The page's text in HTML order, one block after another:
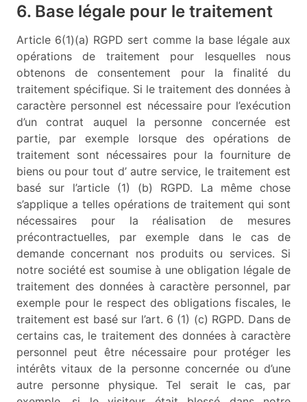
6. Base légale pour le traitement
Article 6(1)(a) RGPD sert comme la base légale aux
opérations de traitement pour lesquelles nous
obtenons de consentement pour la finalité du
traitement spécifique. Si le traitement des données à
caractère personnel est nécessaire pour l’exécution
d’un contrat auquel la personne concernée est
partie, par exemple lorsque des opérations de
traitement sont nécessaires pour la fourniture de
biens ou pour tout d’ autre service, le traitement est
basé sur l’article (1) (b) RGPD. La même chose
s’applique a telles opérations de traitement qui sont
nécessaires pour la réalisation de mesures
précontractuelles, par exemple dans le cas de
demande concernant nos produits ou services. Si
notre société est soumise à une obligation légale de
traitement des données à caractère personnel, par
exemple pour le respect des obligations fiscales, le
traitement est basé sur l’art. 6 (1) (c) RGPD. Dans de
certains cas, le traitement des données à caractère
personnel peut être nécessaire pour protéger les
intérêts vitaux de la personne concernée ou d’une
autre personne physique. Tel serait le cas, par